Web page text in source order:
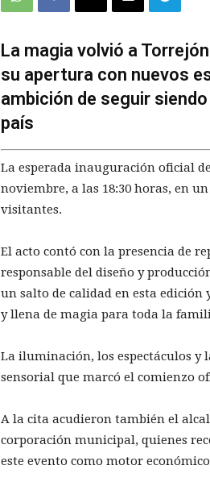
La magia volvió a
su apertura con nuevos
ambición de seguir
país
La esperada inauguración oficial
noviembre, a las 18:30 horas, en
visitantes.
El acto contó con la presencia de
responsable del diseño y
un salto de calidad en esta
y llena de magia para toda la
La iluminación, los espectáculos y
sensorial que marcó el comienzo
A la cita acudieron también el
corporación municipal, quienes
este evento como motor